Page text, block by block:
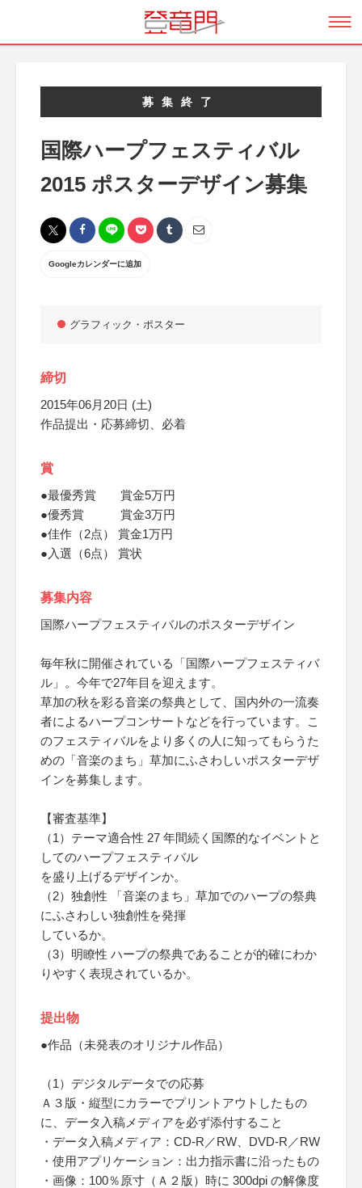
募集終了
国際ハープフェスティバル
2015 ポスターデザイン募集
Googleカレンダーに追加
グラフィック・ポスター
締切
2015年06月20日 (土)
作品提出・応募締切、必着
賞
●最優秀賞 賞金5万円
●優秀賞 賞金3万円
●佳作（2点） 賞金1万円
●入選（6点） 賞状
募集内容
国際ハープフェスティバルのポスターデザイン
毎年秋に開催されている「国際ハープフェスティバ
ル」。今年で27年目を迎えます。
草加の秋を彩る音楽の祭典として、国内外の一流奏
者によるハープコンサートなどを行っています。こ
のフェスティバルをより多くの人に知ってもらうた
めの「音楽のまち」草加にふさわしいポスターデザ
インを募集します。
【審査基準】
（1）テーマ適合性 27 年間続く国際的なイベントと
してのハープフェスティバル
を盛り上げるデザインか。
（2）独創性 「音楽のまち」草加でのハープの祭典
にふさわしい独創性を発揮
しているか。
（3）明瞭性 ハープの祭典であることが的確にわか
りやすく表現されているか。
提出物
●作品（未発表のオリジナル作品）
（1）デジタルデータでの応募
Ａ３版・縦型にカラーでプリントアウトしたもの
に、データ入稿メディアを必ず添付すること
・データ入稿メディア：CD-R／RW、DVD-R／RW
・使用アプリケーション：出力指示書に沿ったもの
・画像：100％原寸（Ａ２版）時に 300dpi の解像度